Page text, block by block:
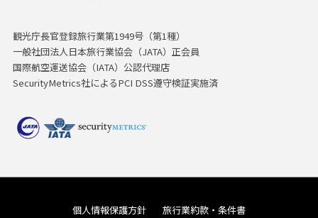
観光庁長官登録旅行業第1949号（第1種）
一般社団法人日本旅行業協会（JATA）正会員
国際航空運送協会（IATA）公認代理店
SecurityMetrics社によるPCI DSS遵守検証実施済
個人情報保護方針 旅行業約款・条件書